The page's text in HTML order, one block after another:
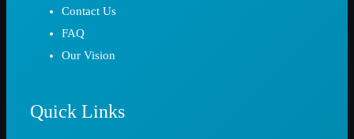
Contact Us
FAQ
Our Vision
Quick Links